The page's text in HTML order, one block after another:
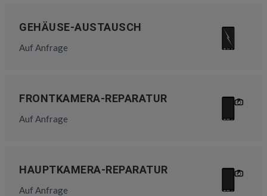
GEHÄUSE-AUSTAUSCH
Auf Anfrage
FRONTKAMERA-REPARATUR
Auf Anfrage
HAUPTKAMERA-REPARATUR
Auf Anfrage